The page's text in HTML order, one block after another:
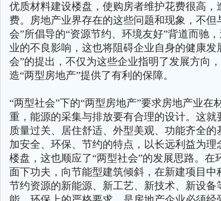
优质材料建设楼盘，使购房者维护花费很高，
费。房地产业界存在的这些问题和现象，不但
会”所倡导的“资源节约、环境友好”背道而驰
业的不良影响，这也将阻碍企业自身的健康发
会”的提出，不仅为这些企业指明了发展方向
造“两型房地产”提供了有利的保障。
“两型社会”下的“两型房地产”要求房地产业在
重，能源的采集与排放要有合理的设计。这就
质量过关、居住舒适、外型美观、功能齐全的
加安全、环保、节约的特点，以长远利益为理
楼盘，这也顺应了“两型社会”的发展思路。在
面下功夫，向节能型建筑倾斜，在新建项目中
节约资源的新能源、新工艺、新技术、新设备